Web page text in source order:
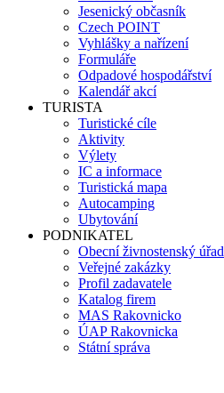
Jesenický občasník
Czech POINT
Vyhlášky a nařízení
Formuláře
Odpadové hospodářství
Kalendář akcí
TURISTA
Turistické cíle
Aktivity
Výlety
IC a informace
Turistická mapa
Autocamping
Ubytování
PODNIKATEL
Obecní živnostenský úřad
Veřejné zakázky
Profil zadavatele
Katalog firem
MAS Rakovnicko
ÚAP Rakovnicka
Státní správa